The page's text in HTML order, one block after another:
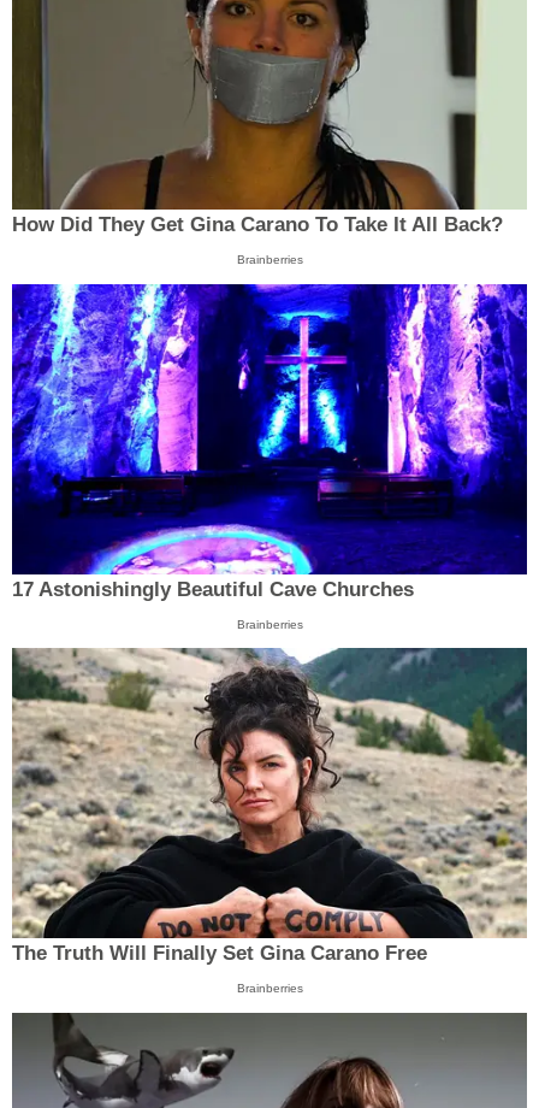
How Did They Get Gina Carano To Take It All Back?
Brainberries
17 Astonishingly Beautiful Cave Churches
Brainberries
The Truth Will Finally Set Gina Carano Free
Brainberries